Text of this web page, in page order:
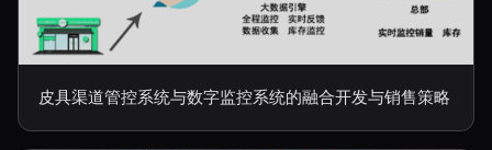
皮具渠道管控系统与数字监控系统的融合开发与销售策略